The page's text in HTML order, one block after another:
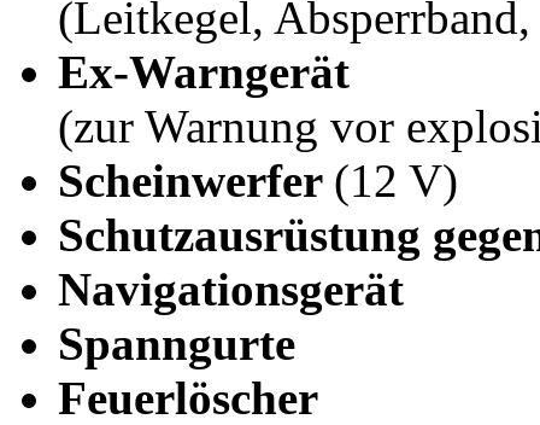
(Leitkegel,
Ex-Warngerät
(zur Warnung vor
Scheinwerfer (12 V)
Schutzausrüstung
Navigationsgerät
Spanngurte
Feuerlöscher